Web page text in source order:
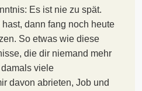
Es ist nie zu spät.
dann fang noch heute
So etwas wie diese
die dir niemand mehr
viele
davon abrieten, Job und